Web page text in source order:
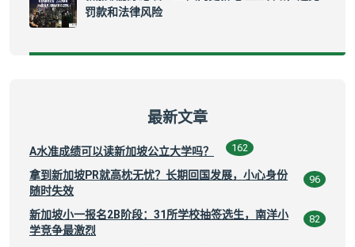
罚款和法律风险
最新文章
A水准成绩可以读新加坡公立大学吗？ 162
拿到新加坡PR就高枕无忧？长期回国发展，小心身份
随时失效
96
新加坡小一报名2B阶段：31所学校抽签选生，南洋小
学竞争最激烈
82